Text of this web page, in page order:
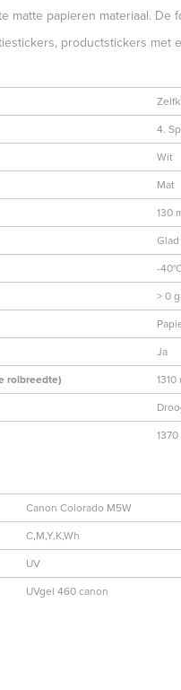
matte papieren materiaal.
productstickers met
4.
Wit
Mat
130
Glad
-
> 0
Ja
rolbreedte)
1310
Canon Colorado M5W
C,M,Y,K,Wh
UV
UVgel 460 canon